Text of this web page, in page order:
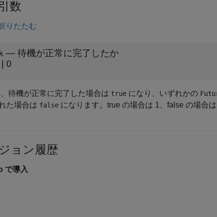
数
りたたむ
— 待機が正常に完了したか
0
待機が正常に完了した場合は true になり、いずれかの
た場合は false になります。true の場合は 1、false の場合
ョン履歴
で導入